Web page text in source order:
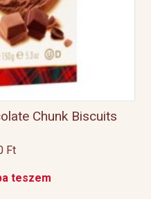
Chunk Biscuits
Ft
teszem